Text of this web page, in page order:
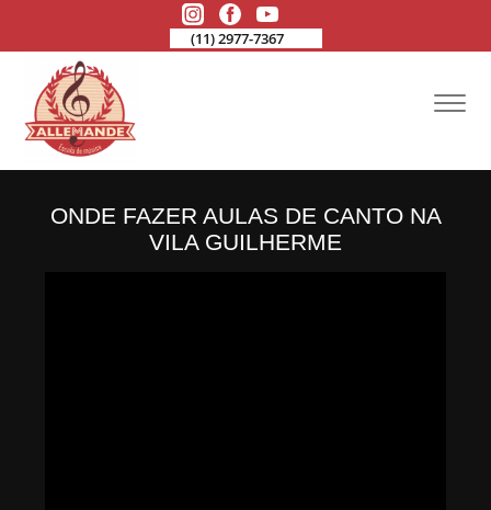
(11) 2977-7367
ONDE FAZER AULAS DE CANTO NA
VILA GUILHERME